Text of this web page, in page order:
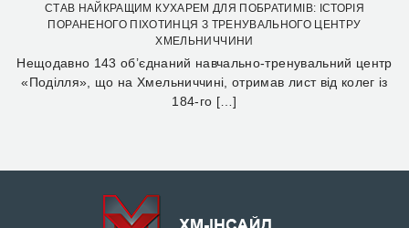
СТАВ НАЙКРАЩИМ КУХАРЕМ ДЛЯ ПОБРАТИМІВ: ІСТОРІЯ
ПОРАНЕНОГО ПІХОТИНЦЯ З ТРЕНУВАЛЬНОГО ЦЕНТРУ
ХМЕЛЬНИЧЧИНИ
Нещодавно 143 об’єднаний навчально-тренувальний центр
«Поділля», що на Хмельниччині, отримав лист від колег із
184-го […]